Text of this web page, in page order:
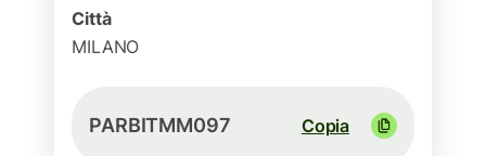
Città
MILANO
PARBITMM097 Copia